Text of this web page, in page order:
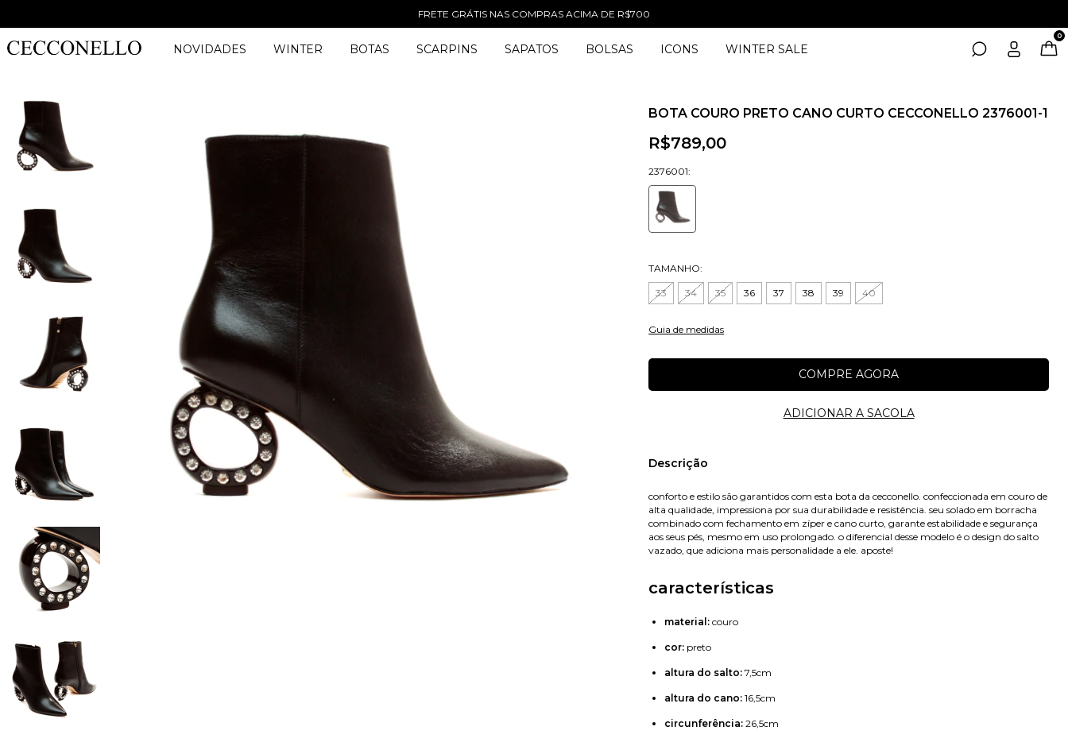
FRETE GRÁTIS NAS COMPRAS ACIMA DE R$700
NOVIDADES WINTER BOTAS SCARPINS SAPATOS BOLSAS ICONS WINTER SALE
0
BOTA COURO PRETO CANO CURTO CECCONELLO 2376001-1
R$789,00
2376001:
TAMANHO:
33 34 35 36 37 38 39 40
Guia de medidas
E-mail
Celular
Descrição
conforto e estilo são garantidos com esta bota da cecconello. confeccionada em couro de
alta qualidade, impressiona por sua durabilidade e resistência. seu solado em borracha
combinado com fechamento em zíper e cano curto, garante estabilidade e segurança
aos seus pés, mesmo em uso prolongado. o diferencial desse modelo é o design do salto
vazado, que adiciona mais personalidade a ele. aposte!
características
material: couro
cor: preto
altura do salto: 7,5cm
altura do cano: 16,5cm
circunferência: 26,5cm